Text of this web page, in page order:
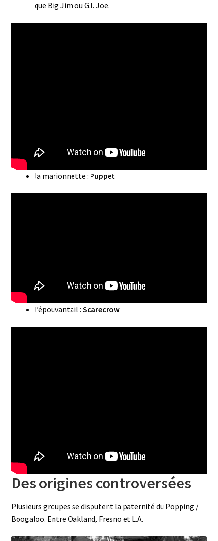
que Big Jim ou G.I. Joe.
la marionnette : Puppet
l’épouvantail : Scarecrow
Des origines controversées
Plusieurs groupes se disputent la paternité du Popping /
Boogaloo. Entre Oakland, Fresno et L.A.